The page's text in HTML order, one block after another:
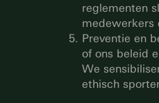
reglementen
medewerkers
Preventie en
of ons beleid
We
ethisch